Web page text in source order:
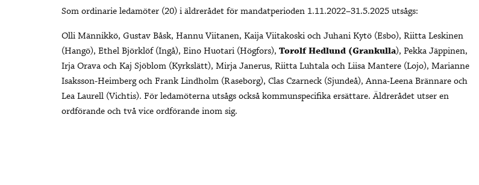
Som ordinarie ledamöter (20) i äldrerådet för mandatperioden 1.11.2022–31.5.2025 utsågs:
Olli Männikkö, Gustav Båsk, Hannu Viitanen, Kaija Viitakoski och Juhani Kytö (Esbo), Riitta Leskinen
(Hangö), Ethel Björklöf (Ingå), Eino Huotari (Högfors), Torolf Hedlund (Grankulla), Pekka Jäppinen,
Irja Orava och Kaj Sjöblom (Kyrkslätt), Mirja Janerus, Riitta Luhtala och Liisa Mantere (Lojo), Marianne
Isaksson-Heimberg och Frank Lindholm (Raseborg), Clas Czarneck (Sjundeå), Anna-Leena Brännare och
Lea Laurell (Vichtis). För ledamöterna utsågs också kommunspecifika ersättare. Äldrerådet utser en
ordförande och två vice ordförande inom sig.